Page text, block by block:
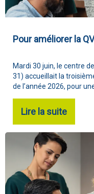
Pour améliorer la
Mardi 30 juin, le centre
31) accueillait la
de l’année 2026, pour
Lire la suite